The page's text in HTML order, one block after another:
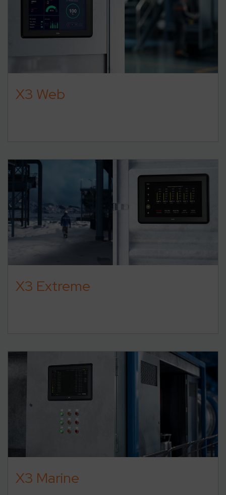
X3 Web
X3 Extreme
X3 Marine